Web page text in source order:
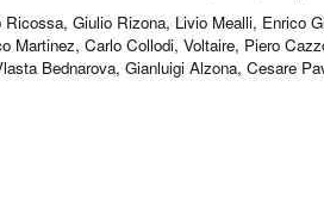
Ricossa, Giulio Rizona, Livio Mealli, Enrico
Martinez, Carlo Collodi, Voltaire, Piero
Bednarova, Gianluigi Alzona, Cesare